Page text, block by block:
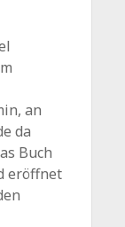
an
da
Buch
eröffnet